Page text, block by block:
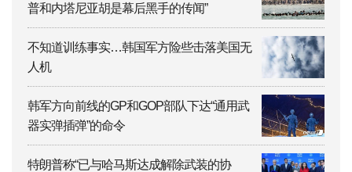
普和内塔尼亚胡是幕后黑手的传闻”
不知道训练事实…韩国军方险些击落美国无
人机
韩军方向前线的GP和GOP部队下达“通用武
器实弹插弹”的命令
特朗普称“已与哈马斯达成解除武装的协